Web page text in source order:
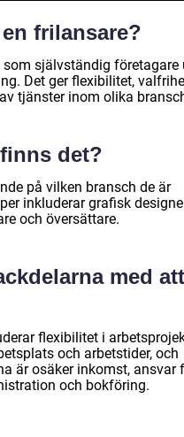
frilansare?
självständig företagare
Det ger flexibilitet,
tjänster inom olika
det?
på vilken bransch de är
inkluderar grafisk
och översättare.
med att
flexibilitet i
och arbetstider, och
är osäker inkomst, ansvar
och bokföring.